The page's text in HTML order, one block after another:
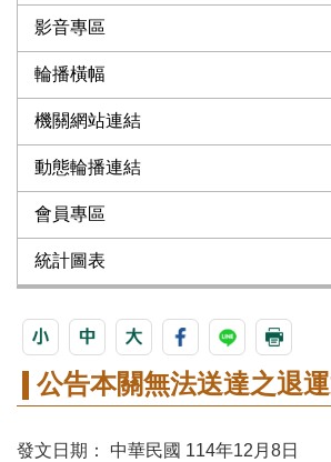
影音專區
輪播橫幅
機關網站連結
動態輪播連結
會員專區
統計圖表
公告本關無法送達之退運
發文日期： 中華民國 114年12月8日